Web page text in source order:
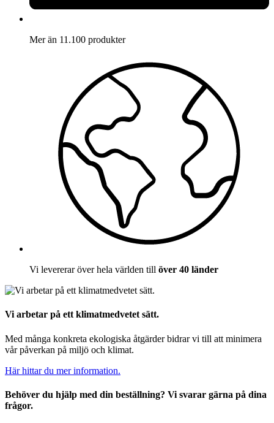
Mer än 11.100 produkter
Vi levererar över hela världen till över 40 länder
Vi arbetar på ett klimatmedvetet sätt.
Med många konkreta ekologiska åtgärder bidrar vi till att minimera
vår påverkan på miljö och klimat.
Här hittar du mer information.
Behöver du hjälp med din beställning? Vi svarar gärna på dina
frågor.